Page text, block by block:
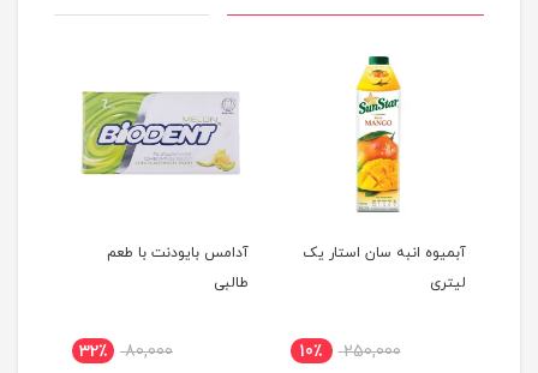
آبمیوه انبه سان استار یک
لیتری
250,000 10٪
آدامس بایودنت با طعم
طالبی
80,000 32٪